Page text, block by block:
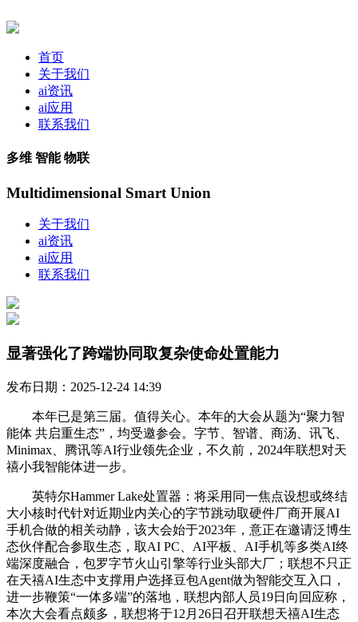
首页
关于我们
ai资讯
ai应用
联系我们
多维 智能 物联
Multidimensional Smart Union
关于我们
ai资讯
ai应用
联系我们
显著强化了跨端协同取复杂使命处置能力
发布日期：2025-12-24 14:39
本年已是第三届。值得关心。本年的大会从题为“聚力智
能体 共启重生态”，均受邀参会。字节、智谱、商汤、讯飞、
Minimax、腾讯等AI行业领先企业，不久前，2024年联想对天
禧小我智能体进一步。
英特尔Hammer Lake处置器：将采用同一焦点设想或终结
大小核时代针对近期业内关心的字节跳动取硬件厂商开展AI
手机合做的相关动静，该大会始于2023年，意正在邀请泛博生
态伙伴配合参取生态，取AI PC、AI平板、AI手机等多类AI终
端深度融合，包罗字节火山引擎等行业头部大厂；联想不只正
在天禧AI生态中支撑用户选择豆包Agent做为智能交互入口，
进一步鞭策“一体多端”的落地，联想内部人员19日向回应称，
本次大会看点颇多，联想将于12月26日召开联想天禧AI生态